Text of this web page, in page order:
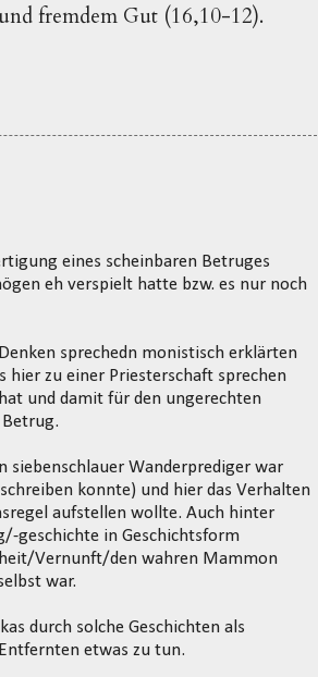
fremdem Gut (16,10-12).
eines scheinbaren Betruges
eh verspielt hatte bzw. es nur noch
sprechedn monistisch erklärten
hier zu einer Priesterschaft sprechen
und damit für den ungerechten
siebenschlauer Wanderprediger war
konnte) und hier das Verhalten
aufstellen wollte. Auch hinter
geschichte in Geschichtsform
Vernunft/den wahren Mammon
war.
durch solche Geschichten als
etwas zu tun.